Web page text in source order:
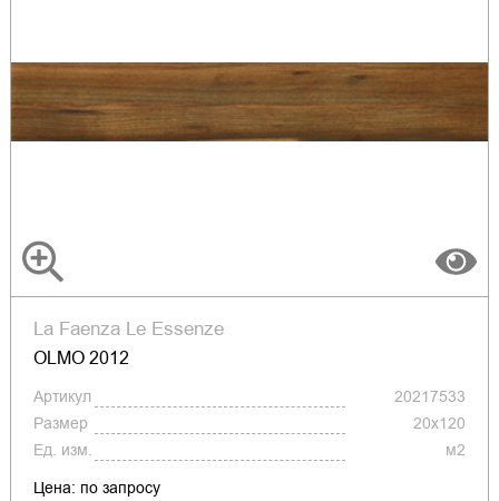
La Faenza Le Essenze
OLMO 2012
Артикул
20217533
Размер
20x120
Ед. изм.
м2
Цена: по запросу